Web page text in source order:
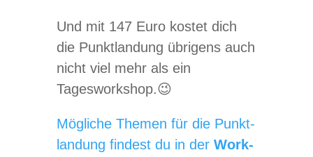
Und mit 147 Euro kos­tet dich
die Punkt­lan­dung übri­gens auch
nicht viel mehr als ein
Tagesworkshop.😉
Mög­li­che The­men für die Punkt­
lan­dung fin­dest du in der Work­